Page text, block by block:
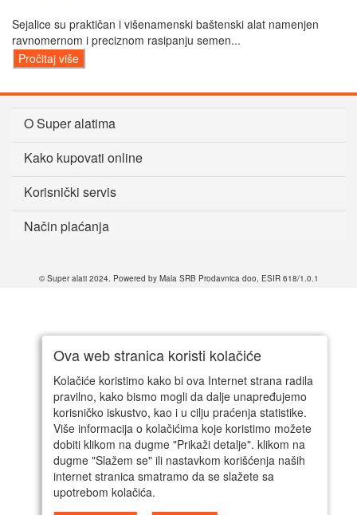
Sejalice su praktičan i višenamenski baštenski alat namenjen
ravnomernom i preciznom rasipanju semen...
Pročitaj više
O Super alatima
Kako kupovati online
Korisnički servis
Način plaćanja
© Super alati 2024. Powered by Mala SRB Prodavnica doo, ESIR 618/1.0.1
Ova web stranica koristi kolačiće
Kolačiće koristimo kako bi ova Internet strana radila
pravilno, kako bismo mogli da dalje unapređujemo
korisničko iskustvo, kao i u cilju praćenja statistike.
Više informacija o kolačićima koje koristimo možete
dobiti klikom na dugme "Prikaži detalje". klikom na
dugme "Slažem se" ili nastavkom korišćenja naših
internet stranica smatramo da se slažete sa
upotrebom kolačića.